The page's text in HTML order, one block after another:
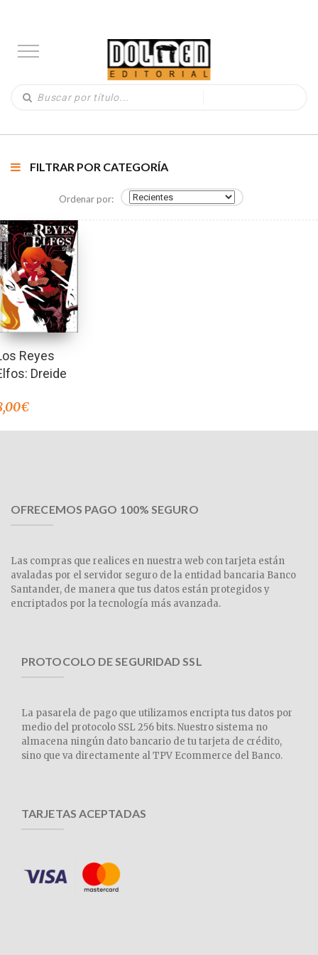
FILTRAR POR CATEGORÍA
Ordenar por:
Reyes
Dreide
€
OFRECEMOS PAGO 100% SEGURO
Las compras que realices en nuestra web con tarjeta están
avaladas por el servidor seguro de la entidad bancaria Banco
Santander, de manera que tus datos están protegidos y
encriptados por la tecnología más avanzada.
PROTOCOLO DE SEGURIDAD SSL
La pasarela de pago que utilizamos encripta tus datos por
medio del protocolo SSL 256 bits. Nuestro sistema no
almacena ningún dato bancario de tu tarjeta de crédito,
sino que va directamente al TPV Ecommerce del Banco.
TARJETAS ACEPTADAS